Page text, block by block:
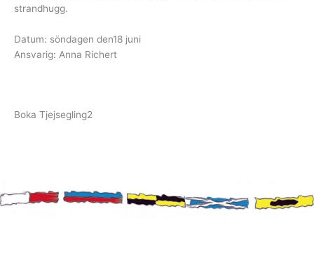
strandhugg.
Datum: söndagen den18 juni
Ansvarig: Anna Richert
Boka Tjejsegling2